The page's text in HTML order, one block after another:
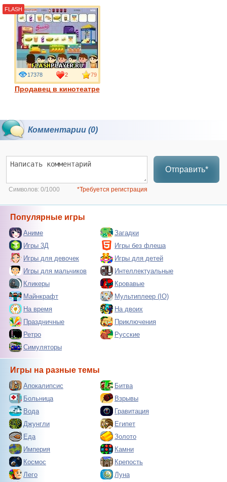
Продавец в кинотеатре
17378 2 79
FLASH
Комментарии (0)
Отправить*
Символов: 0/1000 *Требуется регистрация
Популярные игры
Аниме
Загадки
Игры 3Д
Игры без флеша
Игры для девочек
Игры для детей
Игры для мальчиков
Интеллектуальные
Кликеры
Кровавые
Майнкрафт
Мультиплеер (IO)
На время
На двоих
Праздничные
Приключения
Ретро
Русские
Симуляторы
Игры на разные темы
Апокалипсис
Битва
Больница
Взрывы
Вода
Гравитация
Джунгли
Египет
Еда
Золото
Империя
Камни
Космос
Крепость
Лего
Луна